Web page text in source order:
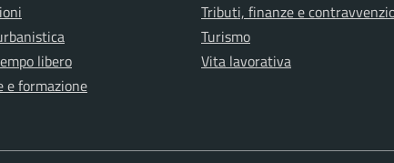
libero
e formazione
Tributi, finanze e
Turismo
Vita lavorativa